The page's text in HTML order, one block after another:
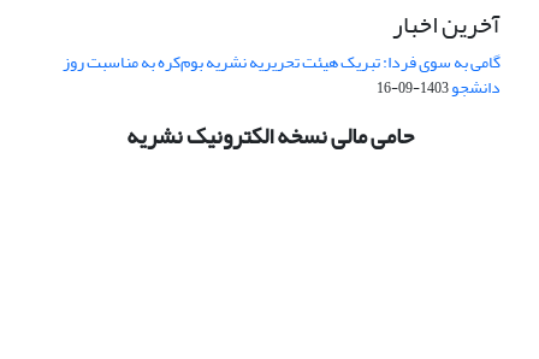
آخرین اخبار
گامی به سوی فردا: تبریک هیئت تحریریه نشریه بوم‌کره به مناسبت روز
دانشجو1403-09-16
حامی مالی نسخه الکترونیک نشریه